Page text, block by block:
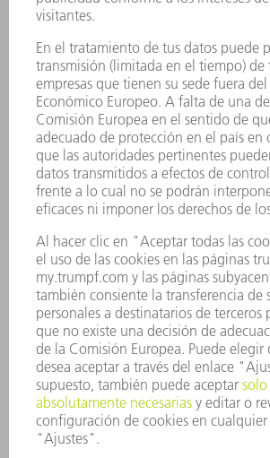
LÁSER
HERRAMIENTAS PORTÁTILES
FÁBRICA INTELIGENTE
SOFTWARE
SERVICIOS
APLICACIONES
SECTORES
EMPRESA
CARRERA PROFESIONAL
OFERTAS DE TRABAJO
PERFIL DE LA EMPRESA
INFORME ANUAL
PRINCIPIOS CORPORATIVOS
CUMPLIMIENTO
SISTEMA DE INFORMADORES
SEGURIDAD
COMUNICADOS DE PRENSA
REVISTAS
SOSTENIBILIDAD
MEDIO AMBIENTE Y CLIMA
SOCIEDAD Y EMPRESA
GESTIÓN EMPRESARIAL